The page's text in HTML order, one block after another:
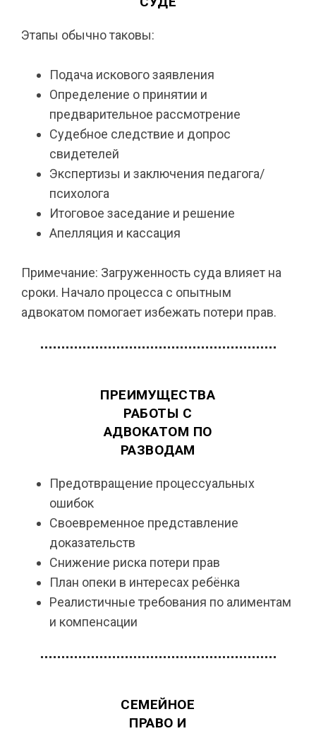
Этапы обычно таковы:
Подача искового заявления
Определение о принятии и
предварительное рассмотрение
Судебное следствие и допрос
свидетелей
Экспертизы и заключения педагога/
психолога
Итоговое заседание и решение
Апелляция и кассация
Примечание: Загруженность суда влияет на
сроки. Начало процесса с опытным
адвокатом помогает избежать потери прав.
ПРЕИМУЩЕСТВА
РАБОТЫ С
АДВОКАТОМ ПО
РАЗВОДАМ
Предотвращение процессуальных
ошибок
Своевременное представление
доказательств
Снижение риска потери прав
План опеки в интересах ребёнка
Реалистичные требования по алиментам
и компенсации
СЕМЕЙНОЕ
ПРАВО И